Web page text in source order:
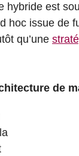
hybride est
hoc issue de
qu’une
de